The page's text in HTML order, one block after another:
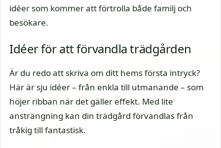
idéer som kommer att förtrolla både familj och
besökare.
Idéer för att förvandla trädgården
Är du redo att skriva om ditt hems första intryck?
Här är sju idéer – från enkla till utmanande – som
höjer ribban när det gäller effekt. Med lite
ansträngning kan din trädgård förvandlas från
tråkig till fantastisk.